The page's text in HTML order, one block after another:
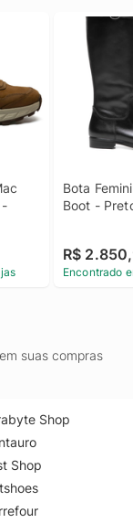
-
Bota
Boot -
R$
Encontrado
suas compras
Shop
Shop